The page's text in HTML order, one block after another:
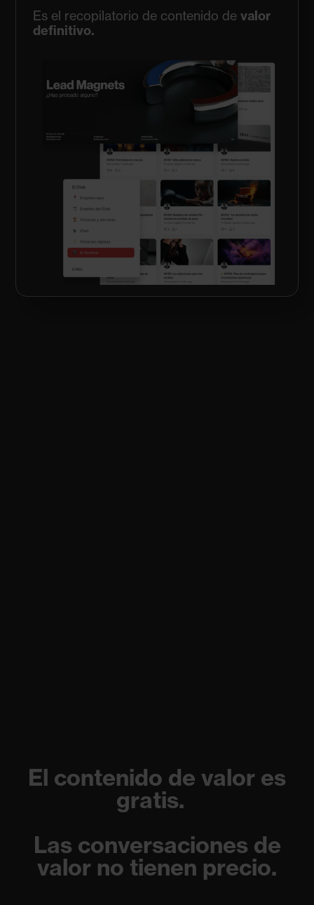
Es el recopilatorio de contenido devalor
definitivo.
El contenido de valor es
gratis.
Las conversaciones de
valor no tienen precio.